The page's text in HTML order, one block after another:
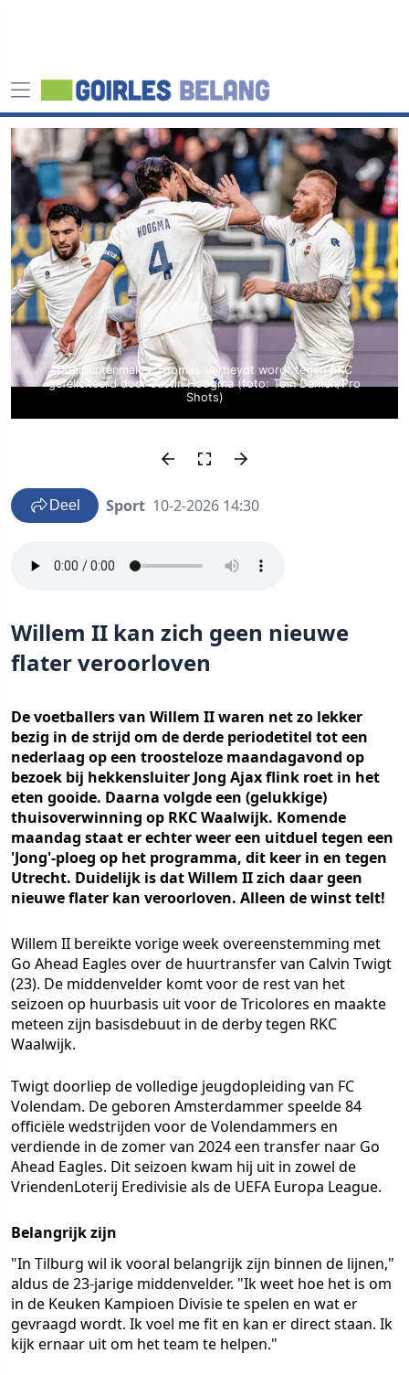
Doelpuntenmaker Thomas Verheydt wordt tegen RKC
gefeliciteerd door Justin Hoogma (foto: Toin Damen/Pro
Shots)
Deel Sport 10-2-2026 14:30
Willem II kan zich geen nieuwe
flater veroorloven
De voetballers van Willem II waren net zo lekker
bezig in de strijd om de derde periodetitel tot een
nederlaag op een troosteloze maandagavond op
bezoek bij hekkensluiter Jong Ajax flink roet in het
eten gooide. Daarna volgde een (gelukkige)
thuisoverwinning op RKC Waalwijk. Komende
maandag staat er echter weer een uitduel tegen een
'Jong'-ploeg op het programma, dit keer in en tegen
Utrecht. Duidelijk is dat Willem II zich daar geen
nieuwe flater kan veroorloven. Alleen de winst telt!
Willem II bereikte vorige week overeenstemming met
Go Ahead Eagles over de huurtransfer van Calvin Twigt
(23). De middenvelder komt voor de rest van het
seizoen op huurbasis uit voor de Tricolores en maakte
meteen zijn basisdebuut in de derby tegen RKC
Waalwijk.
Twigt doorliep de volledige jeugdopleiding van FC
Volendam. De geboren Amsterdammer speelde 84
officiële wedstrijden voor de Volendammers en
verdiende in de zomer van 2024 een transfer naar Go
Ahead Eagles. Dit seizoen kwam hij uit in zowel de
VriendenLoterij Eredivisie als de UEFA Europa League.
Belangrijk zijn
"In Tilburg wil ik vooral belangrijk zijn binnen de lijnen,"
aldus de 23-jarige middenvelder. "Ik weet hoe het is om
in de Keuken Kampioen Divisie te spelen en wat er
gevraagd wordt. Ik voel me fit en kan er direct staan. Ik
kijk ernaar uit om het team te helpen."